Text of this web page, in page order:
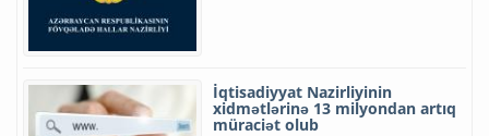
İqtisadiyyat Nazirliyinin
xidmətlərinə 13 milyondan artıq
müraciət olub